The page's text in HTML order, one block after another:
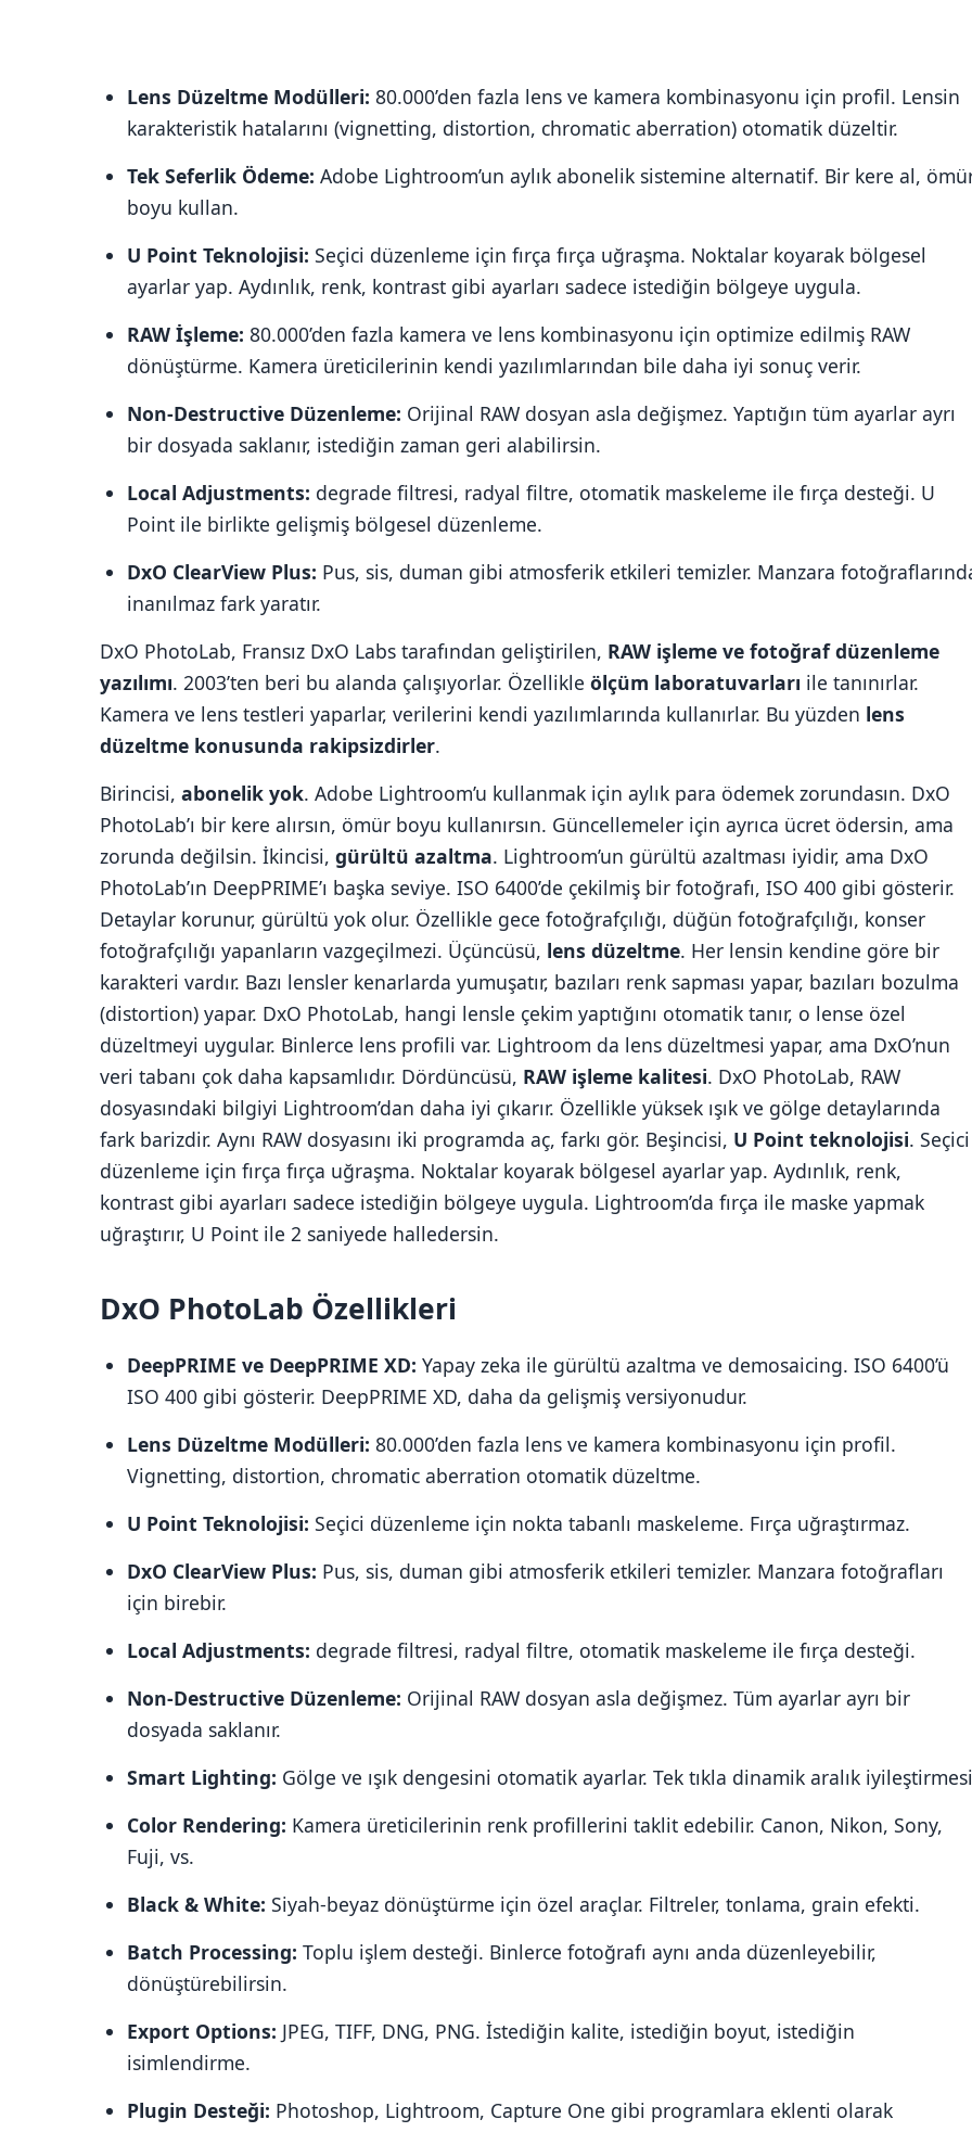
Lens Düzeltme Modülleri: 80.000’den fazla lens ve kamera kombinasyonu için profil. Lensin
karakteristik hatalarını (vignetting, distortion, chromatic aberration) otomatik düzeltir.
Tek Seferlik Ödeme: Adobe Lightroom’un aylık abonelik sistemine alternatif. Bir kere al,
boyu kullan.
U Point Teknolojisi: Seçici düzenleme için fırça fırça uğraşma. Noktalar koyarak bölgesel
ayarlar yap. Aydınlık, renk, kontrast gibi ayarları sadece istediğin bölgeye uygula.
RAW İşleme: 80.000’den fazla kamera ve lens kombinasyonu için optimize edilmiş RAW
dönüştürme. Kamera üreticilerinin kendi yazılımlarından bile daha iyi sonuç verir.
Non-Destructive Düzenleme: Orijinal RAW dosyan asla değişmez. Yaptığın tüm ayarlar ayrı
bir dosyada saklanır, istediğin zaman geri alabilirsin.
Local Adjustments: degrade filtresi, radyal filtre, otomatik maskeleme ile fırça desteği. U
Point ile birlikte gelişmiş bölgesel düzenleme.
DxO ClearView Plus: Pus, sis, duman gibi atmosferik etkileri temizler. Manzara
inanılmaz fark yaratır.
DxO PhotoLab, Fransız DxO Labs tarafından geliştirilen, RAW işleme ve fotoğraf düzenleme
yazılımı. 2003’ten beri bu alanda çalışıyorlar. Özellikle ölçüm laboratuvarları ile tanınırlar.
Kamera ve lens testleri yaparlar, verilerini kendi yazılımlarında kullanırlar. Bu yüzden lens
düzeltme konusunda rakipsizdirler.
Birincisi, abonelik yok. Adobe Lightroom’u kullanmak için aylık para ödemek zorundasın. DxO
PhotoLab’ı bir kere alırsın, ömür boyu kullanırsın. Güncellemeler için ayrıca ücret ödersin, ama
zorunda değilsin. İkincisi, gürültü azaltma. Lightroom’un gürültü azaltması iyidir, ama DxO
PhotoLab’ın DeepPRIME’ı başka seviye. ISO 6400’de çekilmiş bir fotoğrafı, ISO 400 gibi gösterir.
Detaylar korunur, gürültü yok olur. Özellikle gece fotoğrafçılığı, düğün fotoğrafçılığı, konser
fotoğrafçılığı yapanların vazgeçilmezi. Üçüncüsü, lens düzeltme. Her lensin kendine göre bir
karakteri vardır. Bazı lensler kenarlarda yumuşatır, bazıları renk sapması yapar, bazıları bozulma
(distortion) yapar. DxO PhotoLab, hangi lensle çekim yaptığını otomatik tanır, o lense özel
düzeltmeyi uygular. Binlerce lens profili var. Lightroom da lens düzeltmesi yapar, ama DxO’nun
veri tabanı çok daha kapsamlıdır. Dördüncüsü, RAW işleme kalitesi. DxO PhotoLab, RAW
dosyasındaki bilgiyi Lightroom’dan daha iyi çıkarır. Özellikle yüksek ışık ve gölge detaylarında
fark barizdir. Aynı RAW dosyasını iki programda aç, farkı gör. Beşincisi, U Point teknolojisi. Seçici
düzenleme için fırça fırça uğraşma. Noktalar koyarak bölgesel ayarlar yap. Aydınlık, renk,
kontrast gibi ayarları sadece istediğin bölgeye uygula. Lightroom’da fırça ile maske yapmak
uğraştırır, U Point ile 2 saniyede halledersin.
DxO PhotoLab Özellikleri
DeepPRIME ve DeepPRIME XD: Yapay zeka ile gürültü azaltma ve demosaicing. ISO 6400’ü
ISO 400 gibi gösterir. DeepPRIME XD, daha da gelişmiş versiyonudur.
Lens Düzeltme Modülleri: 80.000’den fazla lens ve kamera kombinasyonu için profil.
Vignetting, distortion, chromatic aberration otomatik düzeltme.
U Point Teknolojisi: Seçici düzenleme için nokta tabanlı maskeleme. Fırça uğraştırmaz.
DxO ClearView Plus: Pus, sis, duman gibi atmosferik etkileri temizler. Manzara fotoğrafları
için birebir.
Local Adjustments: degrade filtresi, radyal filtre, otomatik maskeleme ile fırça desteği.
Non-Destructive Düzenleme: Orijinal RAW dosyan asla değişmez. Tüm ayarlar ayrı bir
dosyada saklanır.
Smart Lighting: Gölge ve ışık dengesini otomatik ayarlar. Tek tıkla dinamik aralık
Color Rendering: Kamera üreticilerinin renk profillerini taklit edebilir. Canon, Nikon, Sony,
Fuji, vs.
Black & White: Siyah-beyaz dönüştürme için özel araçlar. Filtreler, tonlama, grain efekti.
Batch Processing: Toplu işlem desteği. Binlerce fotoğrafı aynı anda düzenleyebilir,
dönüştürebilirsin.
Export Options: JPEG, TIFF, DNG, PNG. İstediğin kalite, istediğin boyut, istediğin
isimlendirme.
Plugin Desteği: Photoshop, Lightroom, Capture One gibi programlara eklenti olarak